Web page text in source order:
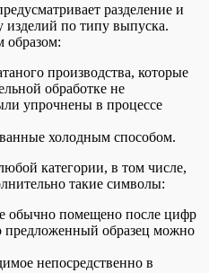
разделение и
по типу выпуска.
образом:
производства, которые
обработке не
упрочнены в процессе
холодным способом.
категории, в том числе,
такие символы:
обычно помещено после цифр
предложенный образец можно
непосредственно в